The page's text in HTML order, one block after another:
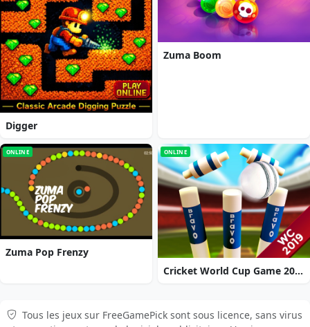
Digger
Zuma Boom
ONLINE
Zuma Pop Frenzy
ONLINE
Cricket World Cup Game 2019 Mini Ground Cricke
Tous les jeux sur FreeGamePick sont sous licence, sans virus